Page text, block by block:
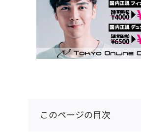
このページの目次